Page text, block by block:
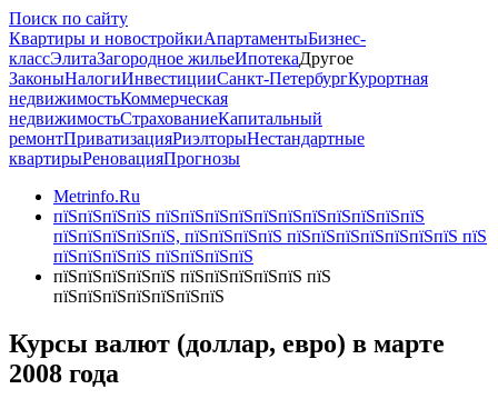
Поиск по сайту
Квартиры и новостройкиАпартаментыБизнес-
классЭлитаЗагородное жильеИпотекаДругое
ЗаконыНалогиИнвестицииСанкт-ПетербургКурортная
недвижимостьКоммерческая
недвижимостьСтрахованиеКапитальный
ремонтПриватизацияРиэлторыНестандартные
квартирыРеновацияПрогнозы
Metrinfo.Ru
пїЅпїЅпїЅпїЅ пїЅпїЅпїЅпїЅпїЅпїЅпїЅпїЅпїЅпїЅпїЅ
пїЅпїЅпїЅпїЅпїЅ, пїЅпїЅпїЅпїЅ пїЅпїЅпїЅпїЅпїЅпїЅпїЅ пїЅ
пїЅпїЅпїЅпїЅ пїЅпїЅпїЅпїЅ
пїЅпїЅпїЅпїЅпїЅ пїЅпїЅпїЅпїЅпїЅ пїЅ
пїЅпїЅпїЅпїЅпїЅпїЅпїЅ
Курсы валют (доллар, евро) в марте
2008 года